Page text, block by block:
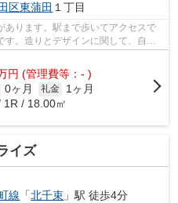
区東蒲田 １丁目
ります。駅まで歩いてアクセスで
す。造りとデザインに関して、自信
す...
円 (管理費等：- )
0ヶ月 礼金
1ヶ月
1R / 18.00㎡
イズ
線 「北千束 」駅 徒歩4分